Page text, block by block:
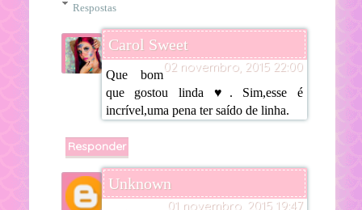
Respostas
Carol Sweet
02 novembro, 2015 22:00
Que bom
que gostou linda ♥. Sim,esse é
incrível,uma pena ter saído de linha.
Responder
Unknown
01 novembro, 2015 19:47